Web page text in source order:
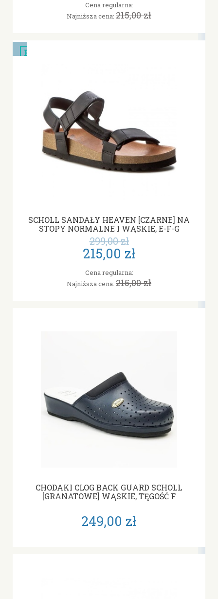
Cena regularna:
Najniższa cena: 215,00 zł
SCHOLL SANDAŁY HEAVEN [CZARNE] NA
STOPY NORMALNE I WĄSKIE, E-F-G
215,00 zł
Cena regularna:
299,00 zł
Najniższa cena: 215,00 zł
CHODAKI CLOG BACK GUARD SCHOLL
[GRANATOWE] WĄSKIE, TĘGOŚĆ F
249,00 zł